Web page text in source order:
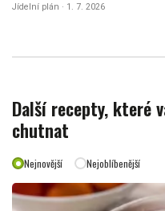
Jídelní plán · 1. 7. 2026
Další recepty, které
chutnat
Nejnovější Nejoblíbenější